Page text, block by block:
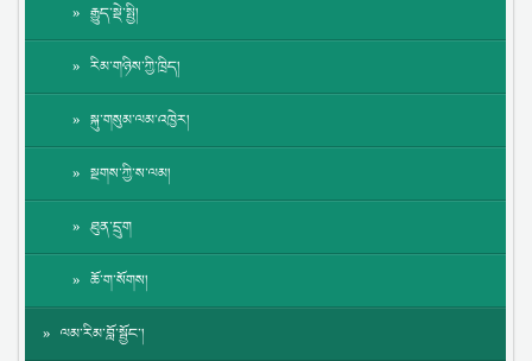
རྒྱུད་སྡེ་སྤྱི།
རིམ་གཉིས་ཀྱི་ཁྲིད།
སྐུ་གསུམ་ལམ་འཁྱེར།
སྔགས་ཀྱི་ས་ལམ།
ཐུན་དྲུག
ཆོ་ག་སོགས།
ལམ་རིམ་བློ་སྦྱོང་།